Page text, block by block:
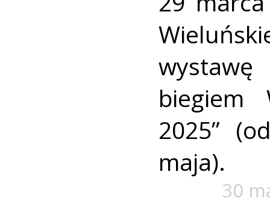
biegiem
2025”
maja).
30